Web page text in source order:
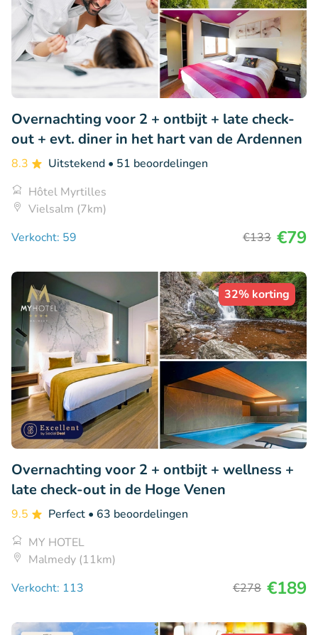
Overnachting voor 2 + ontbijt + late check-
out + evt. diner in het hart van de Ardennen
8.3 Uitstekend • 51 beoordelingen
Hôtel Myrtilles
Vielsalm (7km)
Verkocht: 59
€133 €79
32% korting
Overnachting voor 2 + ontbijt + wellness +
late check-out in de Hoge Venen
9.5 Perfect • 63 beoordelingen
MY HOTEL
Malmedy (11km)
Verkocht: 113
€278 €189